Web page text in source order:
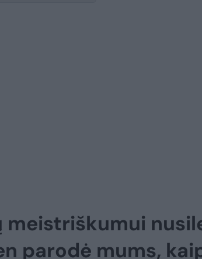
meistriškumui
parodė mums,